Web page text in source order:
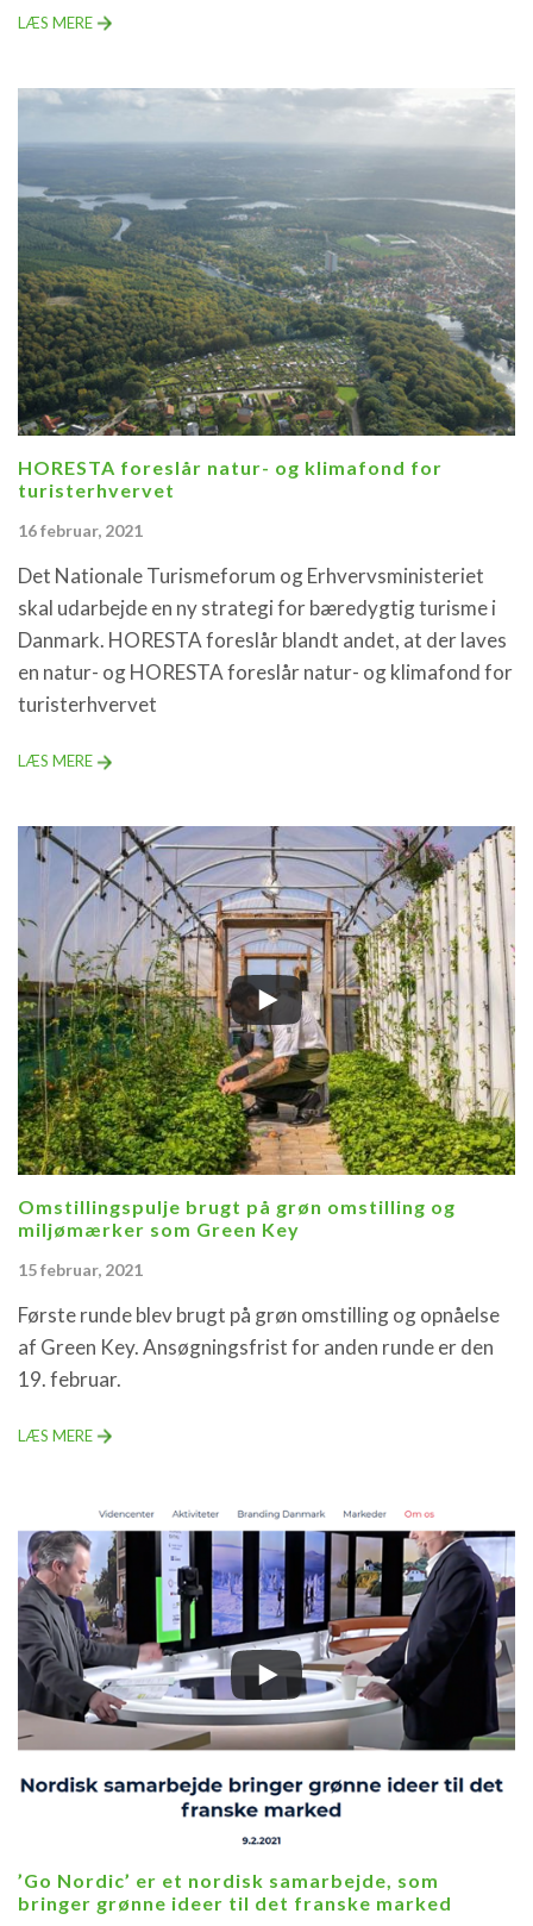
LÆS MERE
HORESTA foreslår natur- og klimafond for
turisterhvervet
16 februar, 2021
Det Nationale Turismeforum og Erhvervsministeriet
skal udarbejde en ny strategi for bæredygtig turisme i
Danmark. HORESTA foreslår blandt andet, at der laves
en natur- og HORESTA foreslår natur- og klimafond for
turisterhvervet
LÆS MERE
Omstillingspulje brugt på grøn omstilling og
miljømærker som Green Key
15 februar, 2021
Første runde blev brugt på grøn omstilling og opnåelse
af Green Key. Ansøgningsfrist for anden runde er den
19. februar.
LÆS MERE
’Go Nordic’ er et nordisk samarbejde, som
bringer grønne ideer til det franske marked